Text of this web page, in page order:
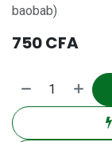
baobab)
750CFA